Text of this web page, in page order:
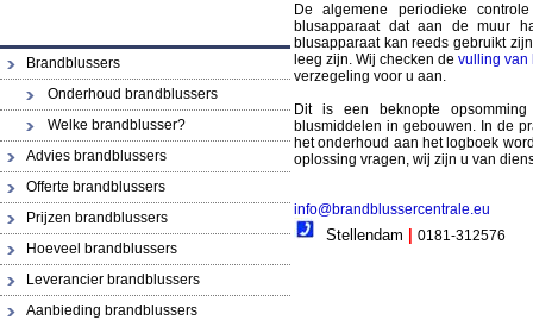
Brandblussers
Onderhoud brandblussers
Welke brandblusser?
Advies brandblussers
Offerte brandblussers
Prijzen brandblussers
Hoeveel brandblussers
Leverancier brandblussers
Aanbieding brandblussers
De algemene periodieke
blusapparaat dat aan de muur
blusapparaat kan reeds gebruikt
leeg zijn. Wij checken devulling van
verzegeling voor u aan.
Dit is een beknopte
blusmiddelen in gebouwen. In de
het onderhoud aan het logboek
oplossing vragen, wij zijn u van
info@brandblussercentrale.eu
Stellendam 0181-312576